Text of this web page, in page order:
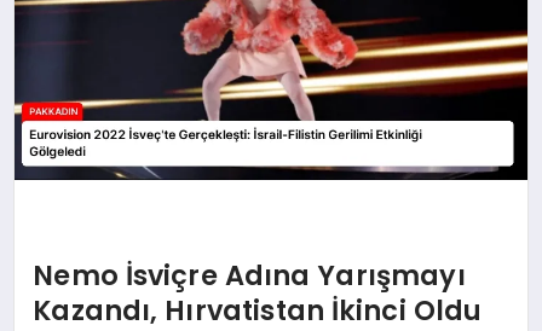
Nemo İsviçre Adına Yarışmayı
Kazandı, Hırvatistan İkinci Oldu